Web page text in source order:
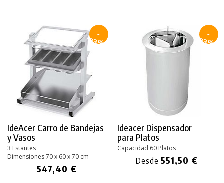
-
33%
IdeAcer Carro de Bandejas
y Vasos
3 Estantes
Dimensiones 70 x 60 x 70 cm
547,40 €
-
33%
Ideacer Dispensador
para Platos
Capacidad 60 Platos
Desde 551,50 €